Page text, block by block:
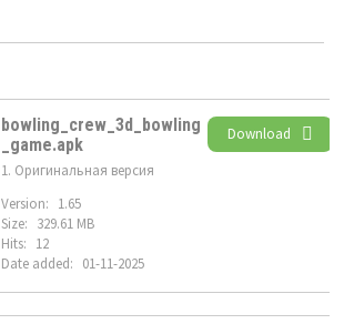
bowling_crew_3d_bowling
_game.apk
1. Оригинальная версия
Version: 1.65
Size: 329.61 MB
Hits: 12
Date added: 01-11-2025
Download